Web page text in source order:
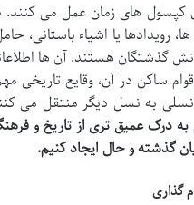
کپسول های زمان عمل می کنند.
رویدادها یا اشیاء باستانی،
گذشتگان هستند. آن ها
ساکن در آن، وقایع تاریخی
نسلی به نسل دیگر منتقل می
به درک عمیق تری از تاریخ و
گذشته و حال ایجاد کنیم.
گذاری